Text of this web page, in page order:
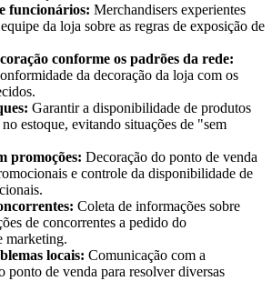
funcionários: Merchandisers experientes
da loja sobre as regras de exposição de
conforme os padrões da rede:
da decoração da loja com os
Garantir a disponibilidade de produtos
estoque, evitando situações de "sem
promoções: Decoração do ponto de venda
e controle da disponibilidade de
Coleta de informações sobre
de concorrentes a pedido do
marketing.
locais: Comunicação com a
ponto de venda para resolver diversas